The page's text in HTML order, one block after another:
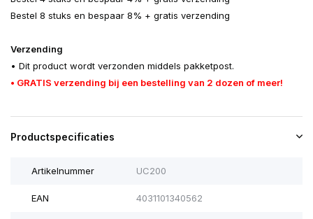
Bestel 8 stuks en bespaar 8% + gratis verzending
Verzending
• Dit product wordt verzonden middels pakketpost.
• GRATIS verzending bij een bestelling van 2 dozen of meer!
Productspecificaties
Artikelnummer UC200
EAN 4031101340562